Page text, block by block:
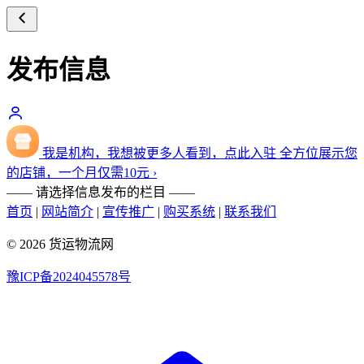
发布信息
我是机构，我想被更多人看到，点此入驻 全方位展示您
的店铺，一个月仅需10元 ›
—— 请选择信息发布的栏目 ——
首页 | 网站简介 | 宣传推广 | 购买系统 | 联系我们
© 2026 货运物流网
豫ICP备2024045578号